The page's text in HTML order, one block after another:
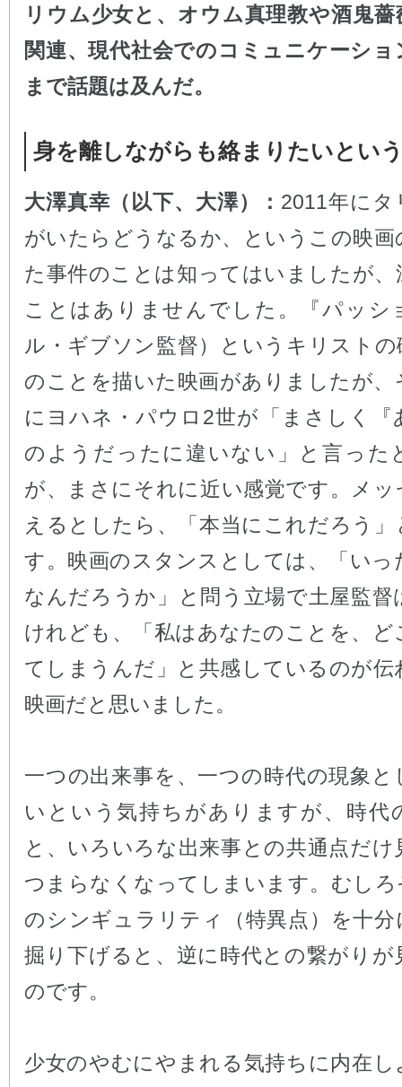
リウム少女と、オウム真理教や酒鬼薔
関連、現代社会でのコミュニケーショ
まで話題は及んだ。
身を離しながらも絡まりたいとい
大澤真幸（以下、大澤）： 2011年にタ
がいたらどうなるか、というこの映画
た事件のことは知ってはいましたが、
ことはありませんでした。『パッシ
ル・ギブソン監督）というキリストの
のことを描いた映画がありましたが、
にヨハネ・パウロ2世が「まさしく『
のようだったに違いない」と言った
が、まさにそれに近い感覚です。メッ
えるとしたら、「本当にこれだろう」
す。映画のスタンスとしては、「いっ
なんだろうか」と問う立場で土屋監督
けれども、「私はあなたのことを、ど
てしまうんだ」と共感しているのが伝
映画だと思いました。
一つの出来事を、一つの時代の現象と
いという気持ちがありますが、時代
と、いろいろな出来事との共通点だけ
つまらなくなってしまいます。むしろ
のシンギュラリティ（特異点）を十分
掘り下げると、逆に時代との繋がりが
のです。
少女のやむにやまれる気持ちに内在し